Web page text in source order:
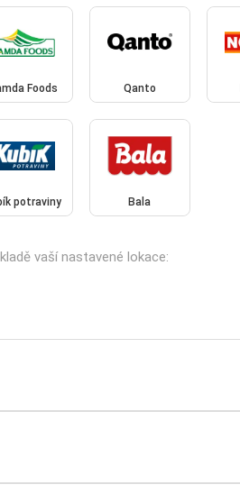
Foods Qanto
potraviny Bala
vaší nastavené lokace: